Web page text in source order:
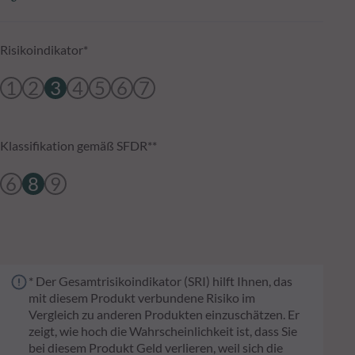
Risikoindikator*
1 2 3 4 5 6 7
Klassifikation gemäß SFDR**
6 8 9
* Der Gesamtrisikoindikator (SRI) hilft Ihnen, das
mit diesem Produkt verbundene Risiko im
Vergleich zu anderen Produkten einzuschätzen. Er
zeigt, wie hoch die Wahrscheinlichkeit ist, dass Sie
bei diesem Produkt Geld verlieren, weil sich die